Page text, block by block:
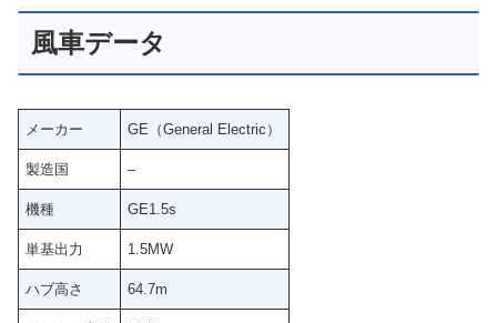
風車データ
メーカー GE（General Electric）
製造国 –
機種 GE1.5s
単基出力 1.5MW
ハブ高さ 64.7m